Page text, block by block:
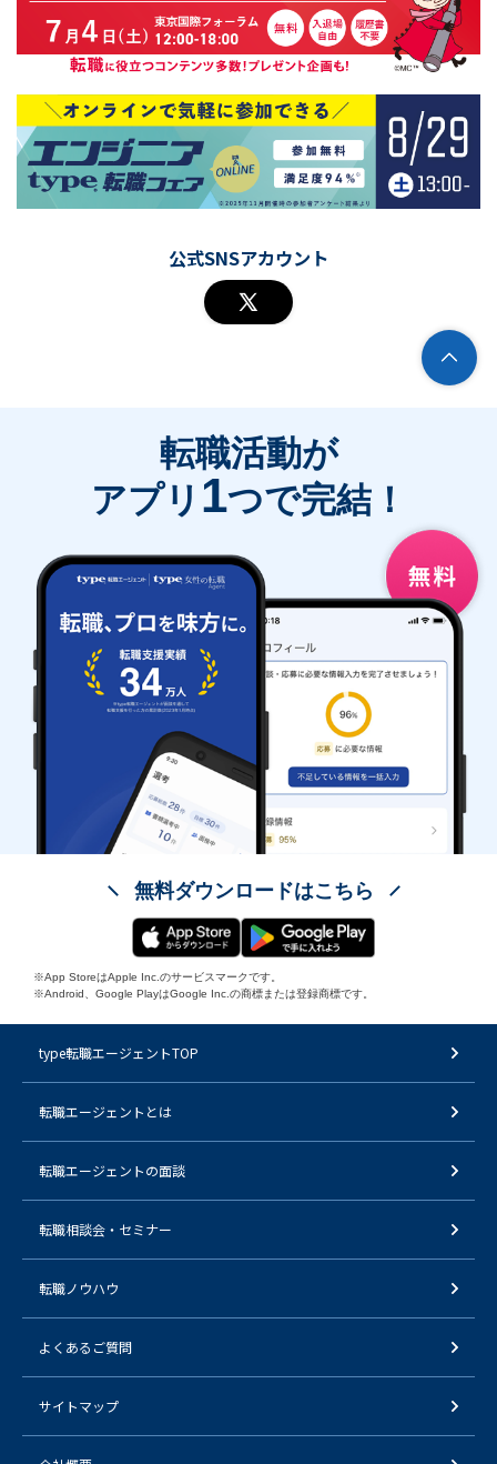
公式SNSアカウント
転職活動が
アプリ 1つで完結！
無料ダウンロードはこちら
※App StoreはApple Inc.のサービスマークです。
※Android、Google PlayはGoogle Inc.の商標または登録商標です。
type転職エージェントTOP
転職エージェントとは
転職エージェントの面談
転職相談会・セミナー
転職ノウハウ
よくあるご質問
サイトマップ